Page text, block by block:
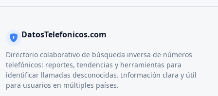
DatosTelefonicos.com
Directorio colaborativo de búsqueda inversa de números
telefónicos: reportes, tendencias y herramientas para
identificar llamadas desconocidas. Información clara y útil
para usuarios en múltiples países.